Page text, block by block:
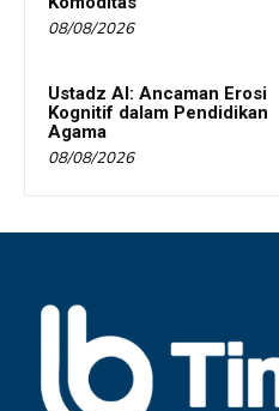
08/08/2026
Ustadz AI: Ancaman Erosi
Kognitif dalam Pendidikan
Agama
08/08/2026